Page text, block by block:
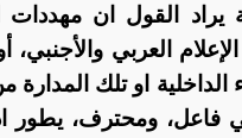
يراد القول ان مهددات
الإعلام العربي
الداخلية او تلك المدارة
فاعل، ومحترف، يطور